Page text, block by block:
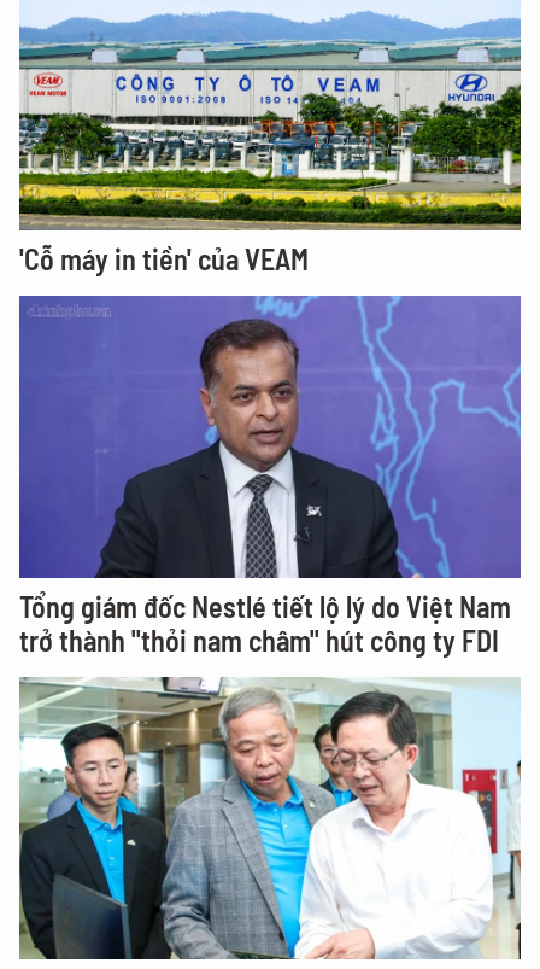
'Cỗ máy in tiền' của VEAM
Tổng giám đốc Nestlé tiết lộ lý do Việt Nam
trở thành "thỏi nam châm" hút công ty FDI